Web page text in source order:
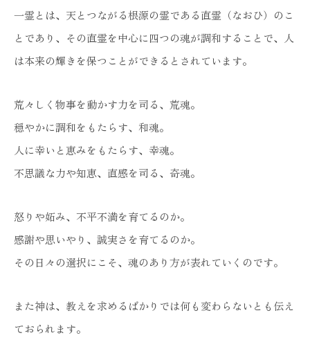
一霊とは、天とつながる根源の霊である直霊（なおひ）のこ
とであり、その直霊を中心に四つの魂が調和することで、人
は本来の輝きを保つことができるとされています。
荒々しく物事を動かす力を司る、荒魂。
穏やかに調和をもたらす、和魂。
人に幸いと恵みをもたらす、幸魂。
不思議な力や知恵、直感を司る、奇魂。
怒りや妬み、不平不満を育てるのか。
感謝や思いやり、誠実さを育てるのか。
その日々の選択にこそ、魂のあり方が表れていくのです。
また神は、教えを求めるばかりでは何も変わらないとも伝え
ておられます。